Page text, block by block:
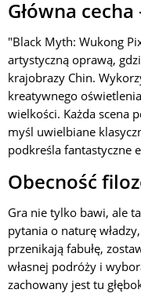
Główna
"Black Myth: Wukong
artystyczną oprawą,
krajobrazy Chin.
kreatywnego
wielkości. Każda scena
myśl uwielbiane
podkreśla fantastyczne
Obecność
Gra nie tylko bawi, ale
pytania o naturę
przenikają fabułę,
własnej podróży i
zachowany jest tu